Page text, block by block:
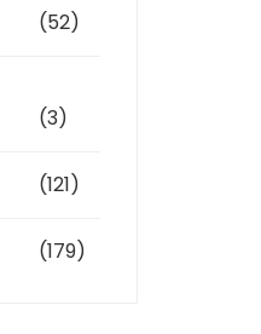
(52)
(3)
(121)
(179)